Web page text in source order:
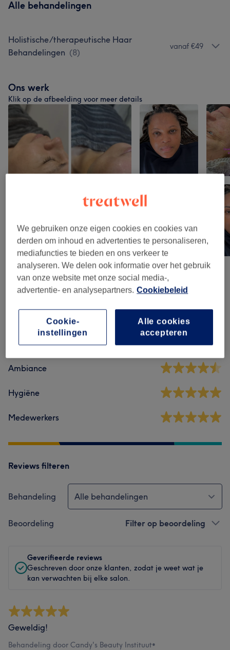
Alle behandelingen
Holistische/therapeutische Haar
Behandelingen (8)
vanaf €49
Ons werk
Klik op de afbeelding voor meer details
Reviews
4,8 546 reviews
Ambiance
Hygiëne
Medewerkers
Reviews filteren
Behandeling Alle behandelingen
Beoordeling Filter op beoordeling
Geverifieerde reviews
Geschreven door onze klanten, zodat je weet wat je
kan verwachten bij elke salon.
Geweldig!
Behandeling door Candy's Beauty Instituut•
We gebruiken onze eigen cookies en cookies van
derden om inhoud en advertenties te personaliseren,
mediafuncties te bieden en ons verkeer te
analyseren. We delen ook informatie over het gebruik
van onze website met onze social media-,
advertentie- en analysepartners. Cookiebeleid
Alle cookies
accepteren
Cookie-
instellingen